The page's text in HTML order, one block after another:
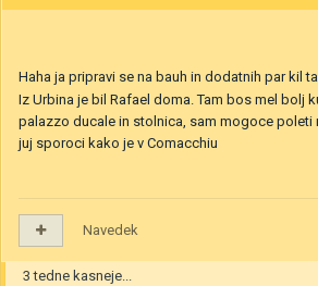
Haha ja pripravi se na bauh in dodatnih par kil
Iz Urbina je bil Rafael doma. Tam bos mel bolj
palazzo ducale in stolnica, sam mogoce poleti
juj sporoci kako je v Comacchiu
Navedek
3 tedne kasneje...